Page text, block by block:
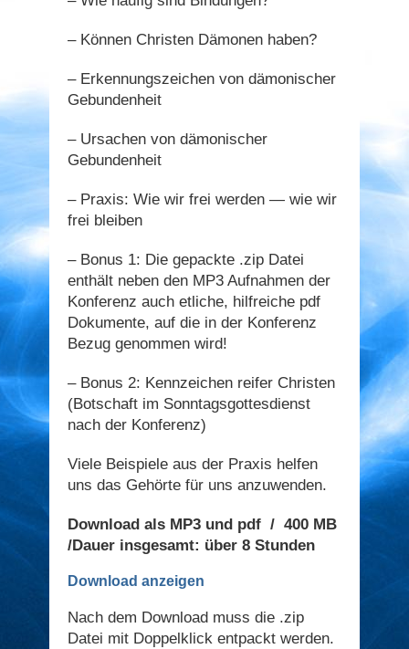
– Können Christen Dämonen haben?
– Erkennungszeichen von dämonischer
Gebundenheit
– Ursachen von dämonischer
Gebundenheit
– Praxis: Wie wir frei werden — wie wir
frei bleiben
– Bonus 1: Die gepackte .zip Datei
enthält neben den MP3 Aufnahmen der
Konferenz auch etliche, hilfreiche pdf
Dokumente, auf die in der Konferenz
Bezug genommen wird!
– Bonus 2: Kennzeichen reifer Christen
(Botschaft im Sonntagsgottesdienst
nach der Konferenz)
Viele Beispiele aus der Praxis helfen
uns das Gehörte für uns anzuwenden.
Download als MP3 und pdf / 400 MB
/Dauer insgesamt: über 8 Stunden
Download anzeigen
Nach dem Download muss die .zip
Datei mit Doppelklick entpackt werden.